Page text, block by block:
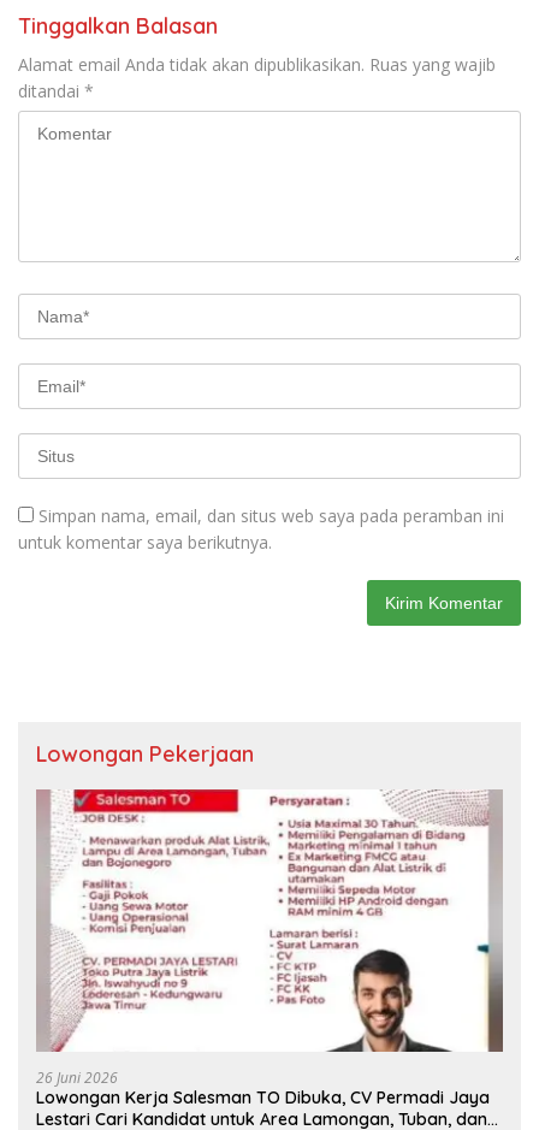
Tinggalkan Balasan
Alamat email Anda tidak akan dipublikasikan. Ruas yang wajib
ditandai *
Simpan nama, email, dan situs web saya pada peramban ini
untuk komentar saya berikutnya.
Lowongan Pekerjaan
26 Juni 2026
Lowongan Kerja Salesman TO Dibuka, CV Permadi Jaya
Lestari Cari Kandidat untuk Area Lamongan, Tuban, dan